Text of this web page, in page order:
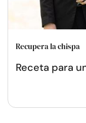
Recupera la chispa
Receta para